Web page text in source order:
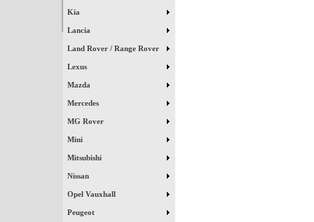
Kia
Lancia
Land Rover / Range Rover
Lexus
Mazda
Mercedes
MG Rover
Mini
Mitsubishi
Nissan
Opel Vauxhall
Peugeot